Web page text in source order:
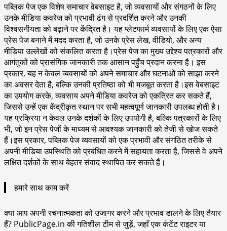
पब्लिक पेज एक विशेष समाचार वेबसाइट है, जो व्यवसायों और संगठनों के लिए
उनके मीडिया कवरेज को प्रभावी ढंग से प्रदर्शित करने और उनकी
विश्वसनीयता को बढ़ाने पर केंद्रित है। यह प्लेटफार्म व्यवसायों के लिए एक ऐसा
प्रेस पेज बनाने में मदद करता है, जो उनके प्रेस लेख, वीडियो, और अन्य
मीडिया उल्लेखों को संकलित करता है।प्रेस पेज का मुख्य उद्देश्य पत्रकारों और
आगंतुकों को प्रासंगिक जानकारी तक आसान पहुँच प्रदान करना है। इस
प्रकार, यह न केवल व्यवसायों को अपने समाचार और घटनाओं को साझा करने
का अवसर देता है, बल्कि उनकी प्रतिष्ठा को भी मजबूत करता है।इस वेबसाइट
का उपयोग करके, व्यवसाय अपने मीडिया कवरेज को एकत्रित कर सकते हैं,
जिससे उन्हें एक केंद्रीकृत स्थान पर सभी महत्वपूर्ण जानकारी उपलब्ध होती है।
यह प्रक्रिया न केवल उनके दर्शकों के लिए उपयोगी है, बल्कि पत्रकारों के लिए
भी, जो इन प्रेस पेजों के माध्यम से आवश्यक जानकारी को तेजी से खोज सकते
हैं।इस प्रकार, पब्लिक पेज व्यवसायों को एक प्रभावी और संगठित तरीके से
अपनी मीडिया उपस्थिति को प्रबंधित करने में सहायता करता है, जिससे वे अपने
लक्षित दर्शकों के साथ बेहतर संवाद स्थापित कर सकते हैं।
हमारे साथ काम करें
क्या आप अपनी रचनात्मकता को उजागर करने और प्रभाव डालने के लिए तैयार
हैं? PublicPage.in की गतिशील टीम से जुड़ें, जहाँ एक कंटेंट राइटर या